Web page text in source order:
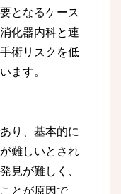
となるケース
化器内科と連
術リスクを低
ます。
り、基本的に
難しいとされ
見が難しく、
とが原因で